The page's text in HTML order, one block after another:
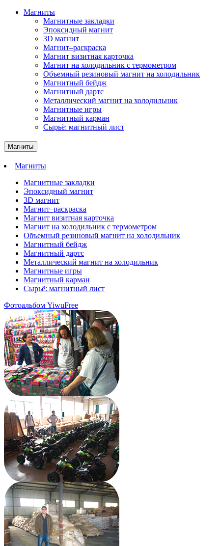
Магниты
Магнитные закладки
Эпоксидный магнит
3D магнит
Магнит–раскраска
Магнит визитная карточка
Магнит на холодильник с термометром
Объемный резиновый магнит на холодильник
Магнитный бейдж
Магнитный дартс
Металлический магнит на холодильник
Магнитные игры
Магнитный карман
Сырьё: магнитный лист
Магниты
Магниты
Магнитные закладки
Эпоксидный магнит
3D магнит
Магнит–раскраска
Магнит визитная карточка
Магнит на холодильник с термометром
Объемный резиновый магнит на холодильник
Магнитный бейдж
Магнитный дартс
Металлический магнит на холодильник
Магнитные игры
Магнитный карман
Сырьё: магнитный лист
Фотоальбом YiwuFree